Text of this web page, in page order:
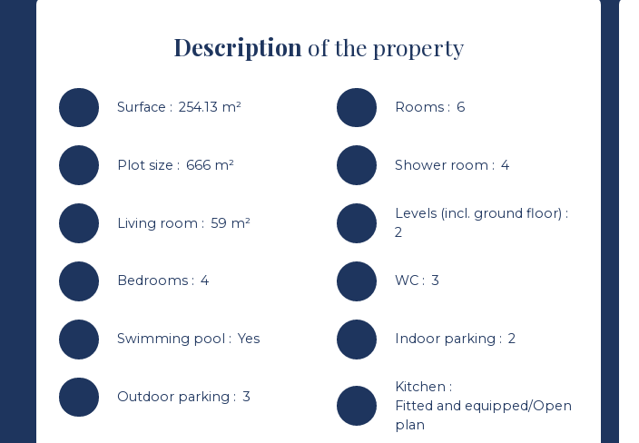
Description of the property
Surface : 254.13 m² Rooms: 6
Plot size : 666 m² Shower room : 4
Living room : 59 m²
Levels (incl. ground floor) :
2
Bedrooms: 4 WC: 3
Swimming pool : Yes Indoor parking : 2
Outdoor parking : 3
Kitchen :
Fitted and equipped/Open
plan